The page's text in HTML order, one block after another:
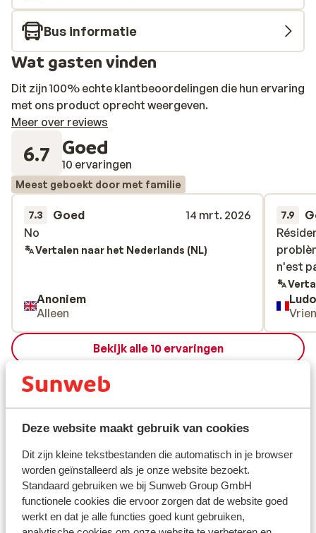
Deze website maakt gebruik van cookies
Dit zijn kleine tekstbestanden die automatisch in je browser
worden geïnstalleerd als je onze website bezoekt.
Standaard gebruiken we bij Sunweb Group GmbH
functionele cookies die ervoor zorgen dat de website goed
werkt en dat je alle functies goed kunt gebruiken,
Bus informatie
Wat gasten vinden
Dit zijn 100% echte klantbeoordelingen die hun ervaring
met ons product oprecht weergeven.
Meer over reviews
6.7 Goed
10 ervaringen
Meest geboekt door met familie
7.3 Goed
14 mrt. 2026
No
No
Vertalen naar het Nederlands (NL)
Anoniem
Alleen
7.9
n'est
n'est
Bekijk alle 10 ervaringen
Ligging
Bekijk op kaart